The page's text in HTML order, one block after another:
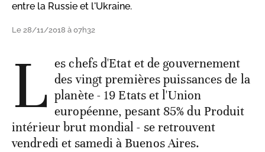
entre la Russie et l'Ukraine.
Le 28/11/2018 à 07h32
L es chefs d'Etat et de gouvernement
des vingt premières puissances de la
planète - 19 Etats et l'Union
européenne, pesant 85% du Produit
intérieur brut mondial - se retrouvent
vendredi et samedi à Buenos Aires.